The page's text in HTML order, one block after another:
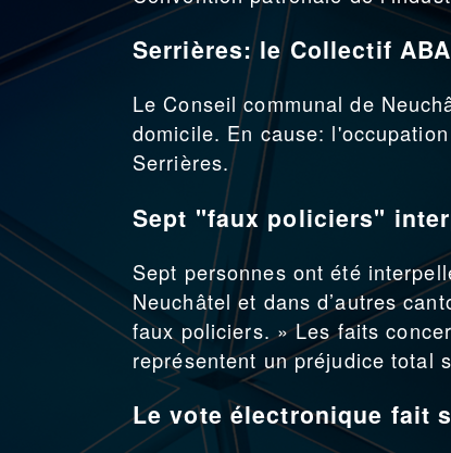
Serrières: le Collectif
Le Conseil communal de
domicile. En cause:
Serrières.
Sept "faux policiers"
Sept personnes ont été
Neuchâtel et dans d’autres
faux policiers. » Les faits
représentent un préjudice total
Le vote électronique fait